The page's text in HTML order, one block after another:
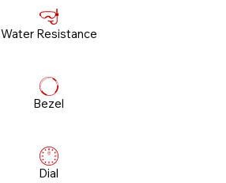
Water Resistance
Bezel
Dial